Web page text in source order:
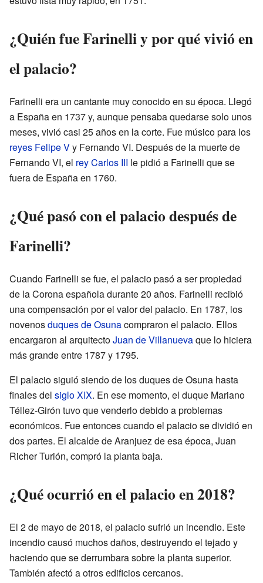
¿Quién fue Farinelli y por qué vivió en
el palacio?
Farinelli era un cantante muy conocido en su época. Llegó
a España en 1737 y, aunque pensaba quedarse solo unos
meses, vivió casi 25 años en la corte. Fue músico para los
reyes Felipe Vy Fernando VI. Después de la muerte de
Fernando VI, el rey Carlos III le pidió a Farinelli que se
fuera de España en 1760.
¿Qué pasó con el palacio después de
Farinelli?
Cuando Farinelli se fue, el palacio pasó a ser propiedad
de la Corona española durante 20 años. Farinelli recibió
una compensación por el valor del palacio. En 1787, los
novenosduques de Osunacompraron el palacio. Ellos
encargaron al arquitectoJuan de Villanuevaque lo hiciera
más grande entre 1787 y 1795.
El palacio siguió siendo de los duques de Osuna hasta
finales del siglo XIX. En ese momento, el duque Mariano
Téllez-Girón tuvo que venderlo debido a problemas
económicos. Fue entonces cuando el palacio se dividió en
dos partes. El alcalde de Aranjuez de esa época, Juan
Richer Turión, compró la planta baja.
¿Qué ocurrió en el palacio en 2018?
El 2 de mayo de 2018, el palacio sufrió un incendio. Este
incendio causó muchos daños, destruyendo el tejado y
haciendo que se derrumbara sobre la planta superior.
También afectó a otros edificios cercanos.